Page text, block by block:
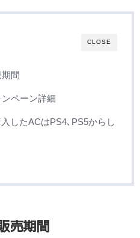
CLOSE
間
ペーン詳細
したACはPS4､PS5からし
売期間